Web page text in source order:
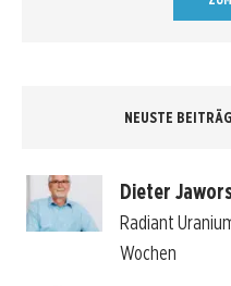
NEUSTE
Dieter
Radiant
Wochen